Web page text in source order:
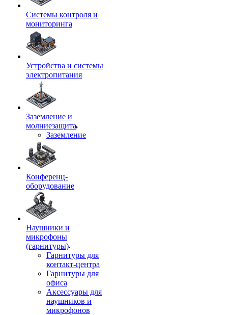
Системы контроля и
мониторинга
Устройства и системы
электропитания
Заземление и
молниезащита
Заземление
Конференц-
оборудование
Наушники и
микрофоны
(гарнитуры)
Гарнитуры для
контакт-центра
Гарнитуры для
офиса
Аксессуары для
наушников и
микрофонов